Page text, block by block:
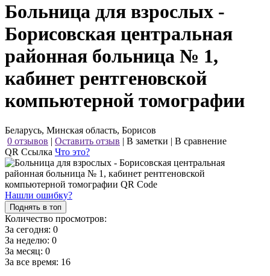
Больница для взрослых -
Борисовская центральная
районная больница № 1,
кабинет рентгеновской
компьютерной томографии
Беларусь, Минская область, Борисов
0 отзывов | Оставить отзыв | В заметки | В сравнение
QR Ссылка Что это?
Нашли ошибку?
Поднять в топ
Количество просмотров:
За сегодня: 0
За неделю: 0
За месяц: 0
За все время: 16